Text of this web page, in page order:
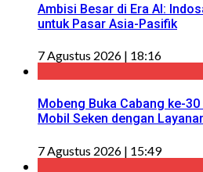
Ambisi Besar di Era AI:
untuk Pasar Asia-Pasifik
7 Agustus 2026 | 18:16
Mobeng Buka Cabang ke-
Mobil Seken dengan
7 Agustus 2026 | 15:49